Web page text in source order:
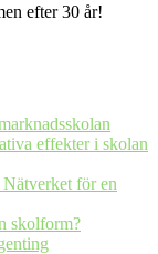
efter 30 år!
effekter i skolan
för en
skolform?